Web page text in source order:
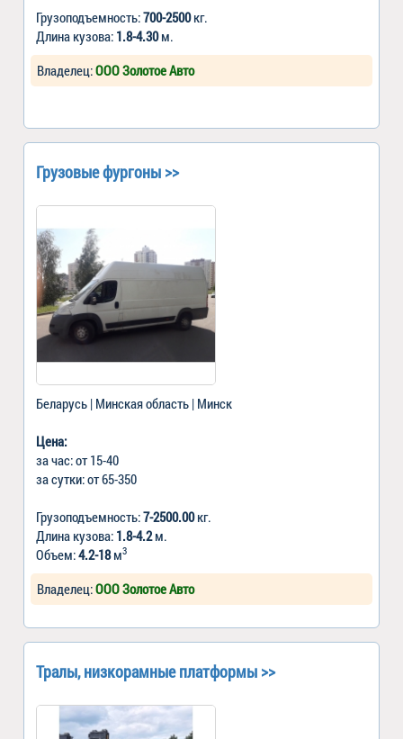
Грузоподъемность:700-2500кг.
Длина кузова: 1.8-4.30м.
Владелец:ООО Золотое Авто
Грузовые фургоны >>
Беларусь | Минская область | Минск
Цена:
за час: от 15-40
за сутки: от 65-350
Грузоподъемность:7-2500.00кг.
Длина кузова: 1.8-4.2м.
Объем:4.2-18м3
Владелец:ООО Золотое Авто
Тралы, низкорамные платформы >>